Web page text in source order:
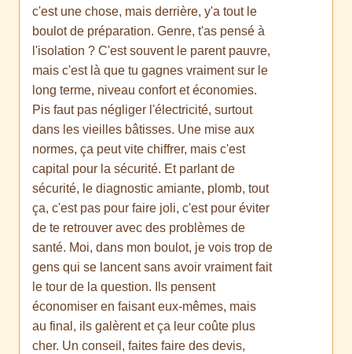
c'est une chose, mais derrière, y'a tout le
boulot de préparation. Genre, t'as pensé à
l'isolation ? C'est souvent le parent pauvre,
mais c'est là que tu gagnes vraiment sur le
long terme, niveau confort et économies.
Pis faut pas négliger l'électricité, surtout
dans les vieilles bâtisses. Une mise aux
normes, ça peut vite chiffrer, mais c'est
capital pour la sécurité. Et parlant de
sécurité, le diagnostic amiante, plomb, tout
ça, c'est pas pour faire joli, c'est pour éviter
de te retrouver avec des problèmes de
santé. Moi, dans mon boulot, je vois trop de
gens qui se lancent sans avoir vraiment fait
le tour de la question. Ils pensent
économiser en faisant eux-mêmes, mais
au final, ils galèrent et ça leur coûte plus
cher. Un conseil, faites faire des devis,